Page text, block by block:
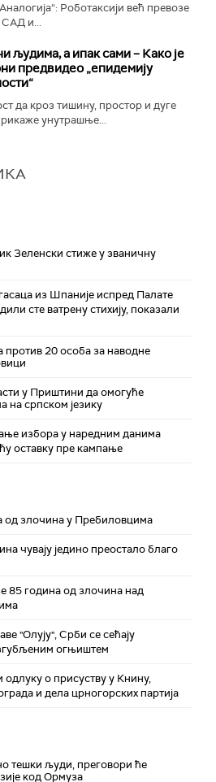
Роботаксији већ превозе
САД и...
људима, а ипак сами – Како је
предвидео „епидемију
да кроз тишину, простор и дуге
унутрашње...
Зеленски стиже у званичну
из Шпаније испред Палате
сте ватрену стихију, показали
20 особа за наводне
у Приштини да омогуће
на српском језику
избора у наредним данима
оставку пре кампање
од злочина у Пребиловцима
чувају једино преостало благо
85 година од злочина над
"Олују", Срби се сећају
огњиштем
о присуству у Книну,
и дела црногорских партија
тешки људи, преговори ће
код Ормуза